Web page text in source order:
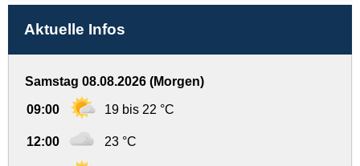
Aktuelle Infos
Samstag 08.08.2026 (Morgen)
09:00 19 bis 22 °C
12:00 23 °C